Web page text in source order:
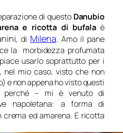
di questo Danubio
e ricotta di bufalaè
, di Milena. Amo il pane
la morbidezza profumata
usarlo soprattutto per i
nel mio caso, visto che non
e non appena ho visto questi
perché – mi è venuto di
napoletana: a forma di
ed amarena. E ricotta